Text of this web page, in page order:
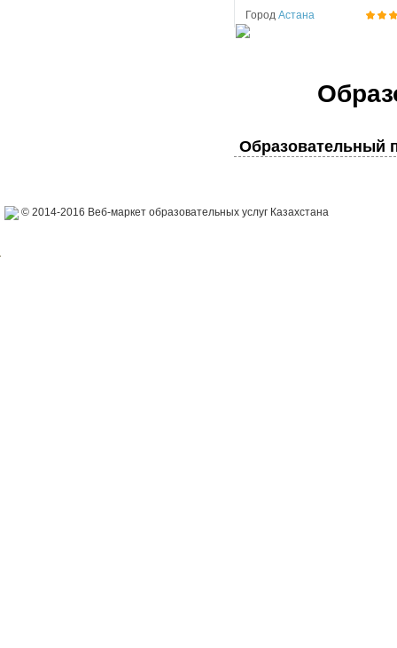
Город Астана
Образовательный
© 2014-2016 Веб-маркет образовательных услуг Казахстана